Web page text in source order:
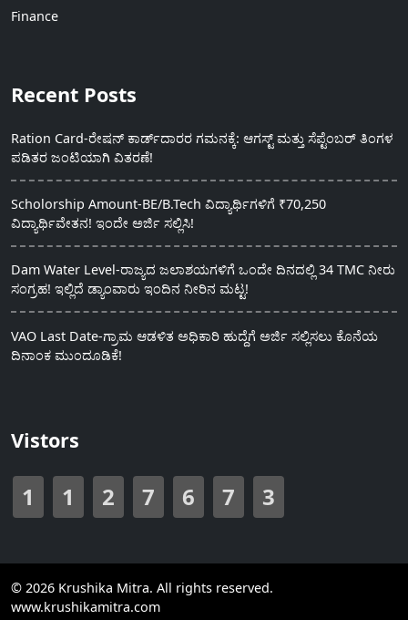
Finance
Recent Posts
Ration Card-ರೇಷನ್ ಕಾರ್ಡ್‍ದಾರರ ಗಮನಕ್ಕೆ: ಆಗಸ್ಟ್ ಮತ್ತು ಸೆಪ್ಟೆಂಬರ್ ತಿಂಗಳ
ಪಡಿತರ ಜಂಟಿಯಾಗಿ ವಿತರಣೆ!
Scholorship Amount-BE/B.Tech ವಿದ್ಯಾರ್ಥಿಗಳಿಗೆ ₹70,250
ವಿದ್ಯಾರ್ಥಿವೇತನ! ಇಂದೇ ಅರ್ಜಿ ಸಲ್ಲಿಸಿ!
Dam Water Level-ರಾಜ್ಯದ ಜಲಾಶಯಗಳಿಗೆ ಒಂದೇ ದಿನದಲ್ಲಿ 34 TMC ನೀರು
ಸಂಗ್ರಹ! ಇಲ್ಲಿದೆ ಡ್ಯಾಂವಾರು ಇಂದಿನ ನೀರಿನ ಮಟ್ಟ!
VAO Last Date-ಗ್ರಾಮ ಆಡಳಿತ ಅಧಿಕಾರಿ ಹುದ್ದೆಗೆ ಅರ್ಜಿ ಸಲ್ಲಿಸಲು ಕೊನೆಯ
ದಿನಾಂಕ ಮುಂದೂಡಿಕೆ!
Vistors
1 1 2 7 6 7 3
© 2026 Krushika Mitra. All rights reserved.
www.krushikamitra.com